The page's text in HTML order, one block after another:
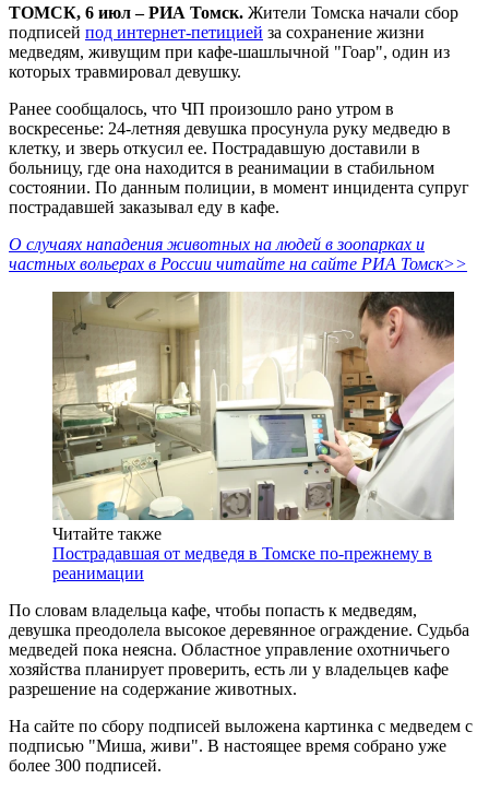
ТОМСК, 6 июл – РИА Томск. Жители Томска начали сбор
подписей под интернет-петицией за сохранение жизни
медведям, живущим при кафе-шашлычной "Гоар", один из
которых травмировал девушку.
Ранее сообщалось, что ЧП произошло рано утром в
воскресенье: 24-летняя девушка просунула руку медведю в
клетку, и зверь откусил ее. Пострадавшую доставили в
больницу, где она находится в реанимации в стабильном
состоянии. По данным полиции, в момент инцидента супруг
пострадавшей заказывал еду в кафе.
О случаях нападения животных на людей в зоопарках и
частных вольерах в России читайте на сайте РИА Томск>>
Читайте также
Пострадавшая от медведя в Томске по-прежнему в
реанимации
По словам владельца кафе, чтобы попасть к медведям,
девушка преодолела высокое деревянное ограждение. Судьба
медведей пока неясна. Областное управление охотничьего
хозяйства планирует проверить, есть ли у владельцев кафе
разрешение на содержание животных.
На сайте по сбору подписей выложена картинка с медведем с
подписью "Миша, живи". В настоящее время собрано уже
более 300 подписей.